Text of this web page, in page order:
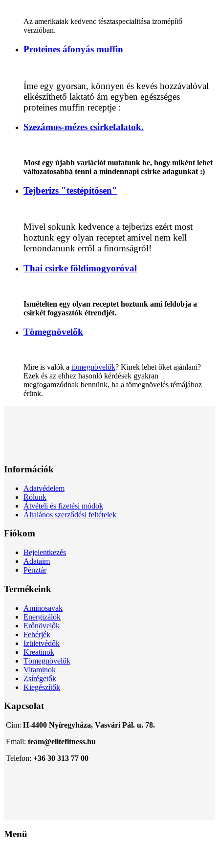
Az amerikaiak kedvenc tésztaspecialitása izomépítő
verzióban.
Proteines áfonyás muffin
Íme egy gyorsan, könnyen és kevés hozzávalóval
elkészíthető laktató ám egyben egészséges
proteines muffin receptje :
Szezámos-mézes csirkefalatok.
Most egy újabb variációt mutatunk be, hogy miként lehet
változatosabbá tenni a mindennapi csirke adagunkat :)
Tejberizs "testépítősen"
Mivel sokunk kedvence a tejberizs ezért most
hoztunk egy olyan receptet amivel nem kell
lemondanunk erről a finomságról!
Thai csirke földimogyoróval
Ismételten egy olyan receptet hoztunk ami feldobja a
csirkét fogyasztók étrendjét.
Tömegnövelők
Mire is valók a tömegnövelők? Kinek lehet őket ajánlani?
Ezek és az ehhez hasonló kérdések gyakran
megfogamzódnak bennünk, ha a tömegnövelés témájához
érünk.
Információk
Adatvédelem
Rólunk
Átvételi és fizetési módok
Általános szerződési feltételek
Fiókom
Bejelentkezés
Adataim
Pénztár
Termékeink
Aminosavak
Energizálók
Erőnövelők
Fehérjék
Izületvédők
Kreatinok
Tömegnövelők
Vitaminok
Zsírégetők
Kiegészítők
Kapcsolat
Cím: H-4400 Nyíregyháza, Vasvári Pál. u. 78.
Email: team@elitefitness.hu
Telefon: +36 30 313 77 00
Menü